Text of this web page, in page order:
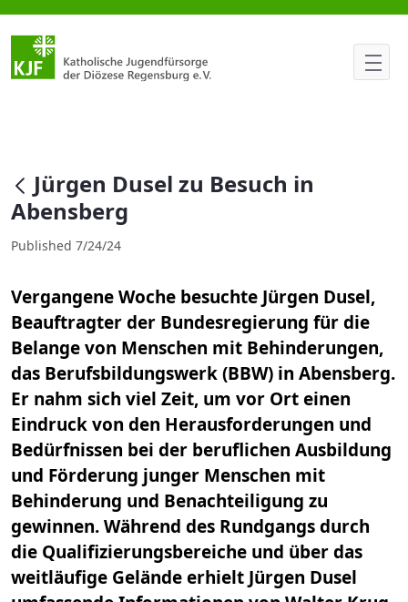
Jürgen Dusel zu Besuch in
null
Jürgen Dusel zu Besuch in
Abensberg
Published 7/24/24
Vergangene Woche besuchte Jürgen Dusel,
Beauftragter der Bundesregierung für die
Belange von Menschen mit Behinderungen,
das Berufsbildungswerk (BBW) in Abensberg.
Er nahm sich viel Zeit, um vor Ort einen
Eindruck von den Herausforderungen und
Bedürfnissen bei der beruflichen Ausbildung
und Förderung junger Menschen mit
Behinderung und Benachteiligung zu
gewinnen. Während des Rundgangs durch
die Qualifizierungsbereiche und über das
weitläufige Gelände erhielt Jürgen Dusel